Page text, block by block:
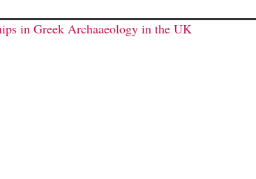
in Greek Archaaeology in the UK